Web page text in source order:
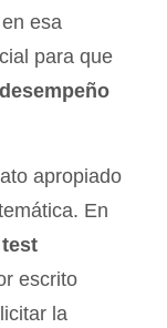
esa
para que
desempeño
apropiado
En
test
escrito
la